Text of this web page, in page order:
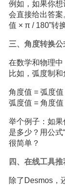
例如，如果你想
会直接给出答
值 × π / 180”转
三、角度转换公
在数学和物理中
比如，弧度制和
角度值 = 弧度
弧度值 = 角度
举个例子：如
是多少？用公式
很简单？
四、在线工具
除了Desmos，